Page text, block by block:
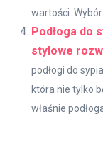
wartości. Wybór...
Podłoga do
stylowe
podłogi do
która nie tylko
właśnie